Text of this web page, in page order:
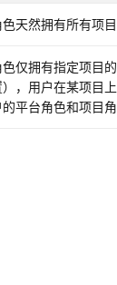
天然拥有所有项目
仅拥有指定项目
，用户在某项目
平台角色和项目